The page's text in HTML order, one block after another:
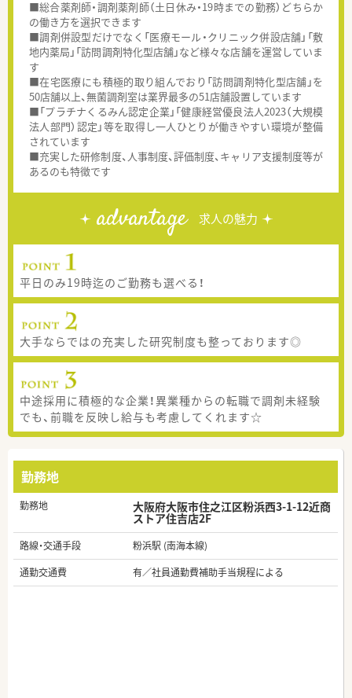
■総合薬剤師・調剤薬剤師（土日休み・19時までの勤務）どちらか
の働き方を選択できます
■調剤併設型だけでなく「医療モール・クリニック併設店舗」「敷
地内薬局」「訪問調剤特化型店舗」など様々な店舗を運営していま
す
■在宅医療にも積極的取り組んでおり「訪問調剤特化型店舗」を
50店舗以上、無菌調剤室は業界最多の51店舗設置しています
■「プラチナくるみん認定企業」「健康経営優良法人2023（大規模
法人部門）認定」等を取得し一人ひとりが働きやすい環境が整備
されています
■充実した研修制度、人事制度、評価制度、キャリア支援制度等が
あるのも特徴です
advantage 求人の魅力
平日のみ19時迄のご勤務も選べる！
大手ならではの充実した研究制度も整っております◎
中途採用に積極的な企業！異業種からの転職で調剤未経験
でも、前職を反映し給与も考慮してくれます☆
勤務地
勤務地 大阪府大阪市住之江区粉浜西3-1-12近商
ストア住吉店2F
路線・交通手段
粉浜駅 (南海本線)
通勤交通費
有／社員通勤費補助手当規程による